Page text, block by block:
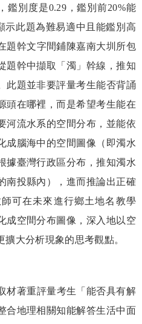
，鑑別度是0.29 ，鑑別前20%能
示此題為難易適中且能鑑別高
題幹文字間鋪陳嘉南大圳所包
題幹中擷取「濁」幹線，推知
此題並非要評量考生能否背誦
頭在哪裡，而是希望考生能在
河流水系的空間分布，並能依
成腦海中的空間圖像（即濁水
據臺灣行政區分布，推知濁水
南投縣內），進而推論出正確
可在未來進行鄉土地名教學
成空間分布圖像，深入地以空
大分析現象的思考觀點。
材著重評量考生「能否具有解
合地理相關知能解答生活中面